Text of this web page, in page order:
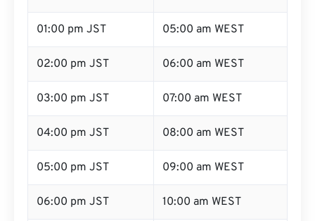
01:00 pm JST 05:00 am WEST
02:00 pm JST 06:00 am WEST
03:00 pm JST 07:00 am WEST
04:00 pm JST 08:00 am WEST
05:00 pm JST 09:00 am WEST
06:00 pm JST 10:00 am WEST